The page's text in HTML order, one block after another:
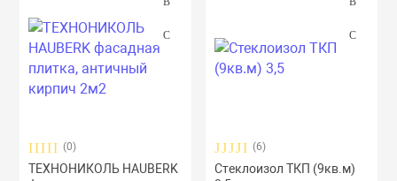
(0)
ТЕХНОНИКОЛЬ HAUBERK
(6)
Стеклоизол ТКП (9кв.м)